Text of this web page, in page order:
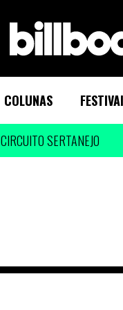
COLUNAS
CIRCUITO SERTANEJO